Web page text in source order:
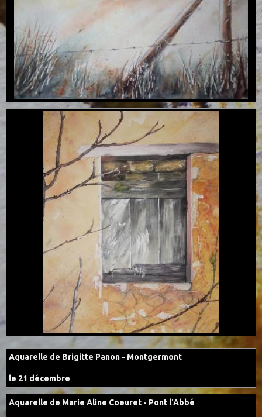
Aquarelle de Brigitte Panon - Montgermont
le 21 décembre
Aquarelle de Marie Aline Coeuret - Pont l'Abbé